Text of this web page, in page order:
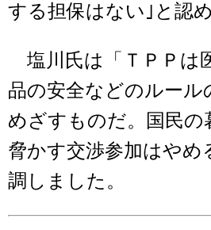
する担保はない｣と認
塩川氏は「ＴＰＰは
品の安全などのルール
めざすものだ。国民の
脅かす交渉参加はやめ
調しました。